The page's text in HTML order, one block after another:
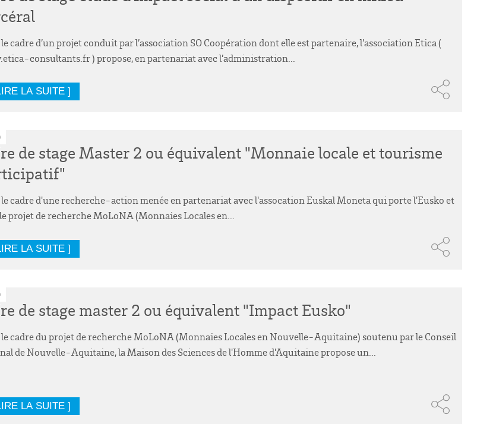
cadre d’un projet conduit par l’association SO Coopération dont elle est partenaire, l’association Etica (
consultants.fr ) propose, en partenariat avec l’administration...
LA SUITE ]
de stage Master 2 ou équivalent "Monnaie locale et tourisme
le cadre d'une recherche-action menée en partenariat avec l'assocation Euskal Moneta qui porte l'Eusko et
projet de recherche MoLoNA (Monnaies Locales en...
LA SUITE ]
de stage master 2 ou équivalent "Impact Eusko"
le cadre du projet de recherche MoLoNA (Monnaies Locales en Nouvelle-Aquitaine) soutenu par le Conseil
de Nouvelle-Aquitaine, la Maison des Sciences de l'Homme d'Aquitaine propose un...
LA SUITE ]